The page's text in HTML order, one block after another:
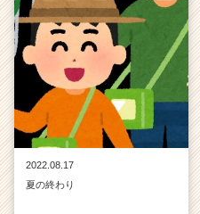
2022.08.17
夏の終わり